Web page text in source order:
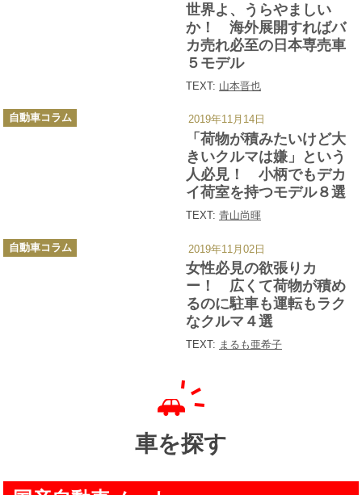
世界よ、うらやましい
か！ 海外展開すればバ
カ売れ必至の日本専売車
５モデル
TEXT: 山本晋也
「荷物が積みたいけど大
きいクルマは嫌」という
人必見！ 小柄でもデカ
イ荷室を持つモデル８選
TEXT: 青山尚暉
カ
テ
自動車コラム 2019年11月14日
女性必見の欲張りカ
ー！ 広くて荷物が積め
るのに駐車も運転もラク
なクルマ４選
TEXT: まるも亜希子
カ
テ
自動車コラム 2019年11月02日
車を探す